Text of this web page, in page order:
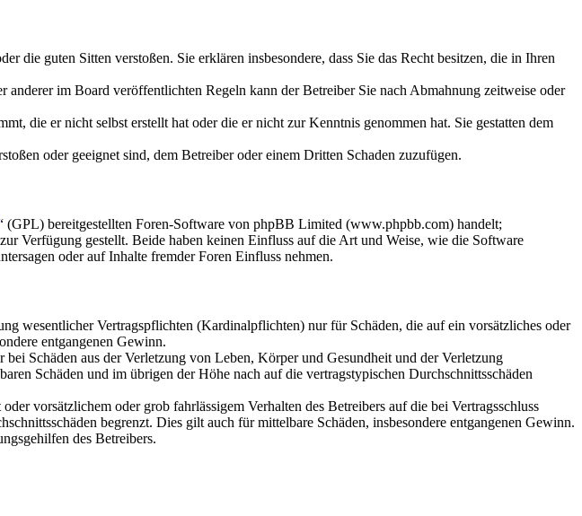
die guten Sitten verstoßen. Sie erklären insbesondere, dass Sie das Recht besitzen, die in Ihren
im Board veröffentlichten Regeln kann der Betreiber Sie nach Abmahnung zeitweise oder
die er nicht selbst erstellt hat oder die er nicht zur Kenntnis genommen hat. Sie gestatten dem
oder geeignet sind, dem Betreiber oder einem Dritten Schaden zuzufügen.
(GPL) bereitgestellten Foren-Software von phpBB Limited (www.phpbb.com) handelt;
Verfügung gestellt. Beide haben keinen Einfluss auf die Art und Weise, wie die Software
oder auf Inhalte fremder Foren Einfluss nehmen.
wesentlicher Vertragspflichten (Kardinalpflichten) nur für Schäden, die auf ein vorsätzliches oder
entgangenen Gewinn.
Schäden aus der Verletzung von Leben, Körper und Gesundheit und der Verletzung
Schäden und im übrigen der Höhe nach auf die vertragstypischen Durchschnittsschäden
vorsätzlichem oder grob fahrlässigem Verhalten des Betreibers auf die bei Vertragsschluss
begrenzt. Dies gilt auch für mittelbare Schäden, insbesondere entgangenen Gewinn.
des Betreibers.